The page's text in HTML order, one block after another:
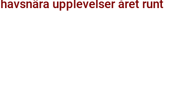
havsnära upplevelser året runt